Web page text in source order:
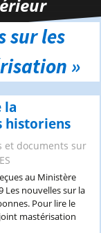
sur les
»
la
historiens
et documents sur
au Ministère
Les nouvelles sur la
Pour lire le
mastérisation